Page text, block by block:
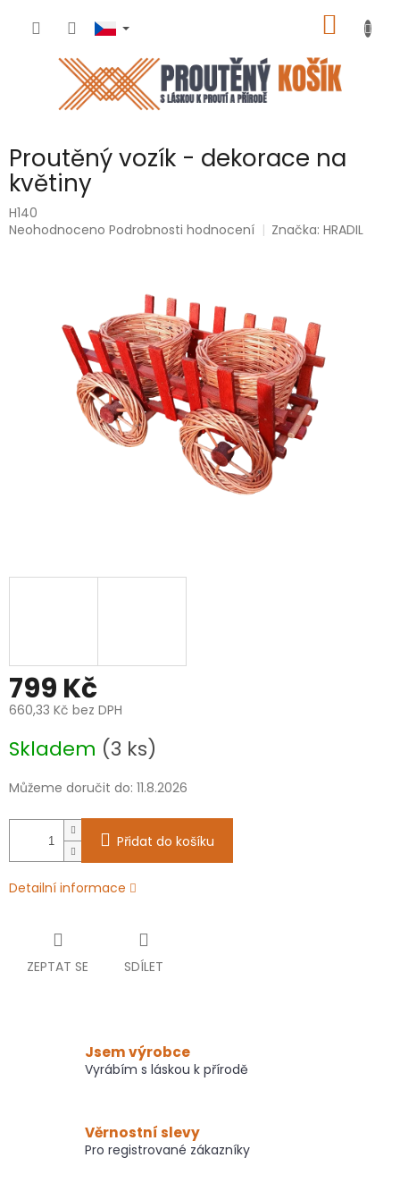
KOŠÍK
Proutěný vozík - dekorace na
květiny
H140
Průměrné
hvězdiček.
Neohodnoceno Podrobnosti hodnocení Značka:HRADIL
799 Kč
660,33 Kč bez DPH
cena:
Skladem (3 ks)
Můžeme doručit do: 11.8.2026
Přidat do košíku
Detailní informace
ZEPTAT SE SDÍLET
Jsem výrobce
Vyrábím s láskou k přírodě
Věrnostní slevy
Pro registrované zákazníky